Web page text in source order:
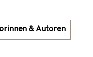
& Autoren